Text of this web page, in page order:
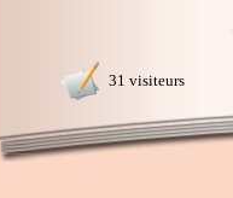
31 visiteurs